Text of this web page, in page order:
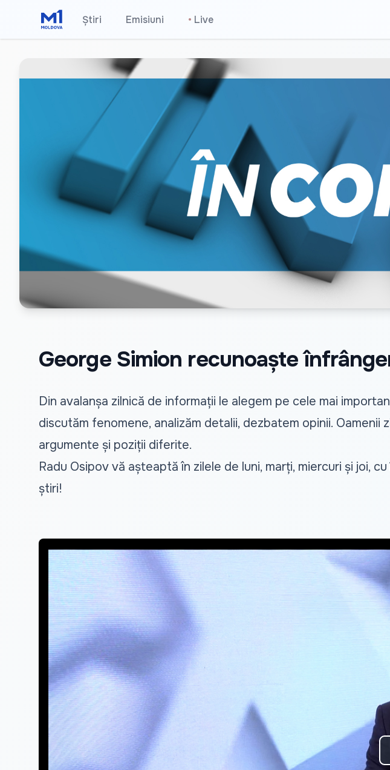
Știri Emisiuni • Live
George Simion recunoaște
Din avalanșa zilnică de informații le alegem pe cele mai
discutăm fenomene, analizăm detalii, dezbatem opinii.
argumente și poziții diferite.
Radu Osipov vă așteaptă în zilele de luni, marți, miercuri și joi,
știri!